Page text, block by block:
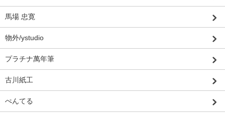
馬場 忠寛
物外/ystudio
プラチナ萬年筆
古川紙工
ぺんてる